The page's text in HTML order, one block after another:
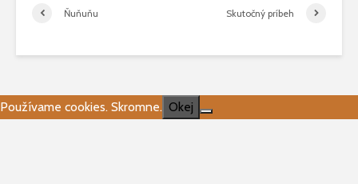
Ňuňuňu Skutočný príbeh
Používame cookies. Skromne. Okej